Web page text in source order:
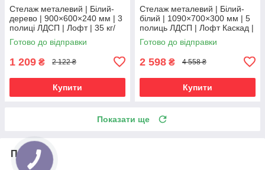
Стелаж металевий | Білий-
дерево | 900×600×240 мм | 3
полиці ЛДСП | Лофт | 35 кг/
полицю | для дому, офісу та
вітальні
Готово до відправки
1 209 ₴ 2 122 ₴
Купити
Стелаж металевий | Білий-
білий | 1090×700×300 мм | 5
полиць ЛДСП | Лофт Каскад |
35 кг/полицю | для дому,
офісу та вітальні
Готово до відправки
2 598 ₴ 4 558 ₴
Купити
Показати ще
Про нас